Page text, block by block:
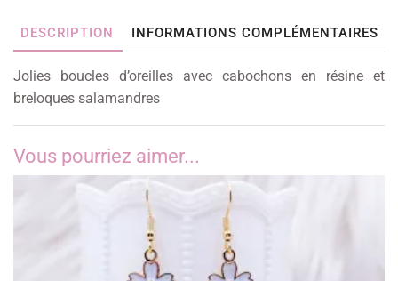
DESCRIPTION INFORMATIONS COMPLÉMENTAIRES
Jolies boucles d’oreilles avec cabochons en résine et
breloques salamandres
Vous pourriez aimer...